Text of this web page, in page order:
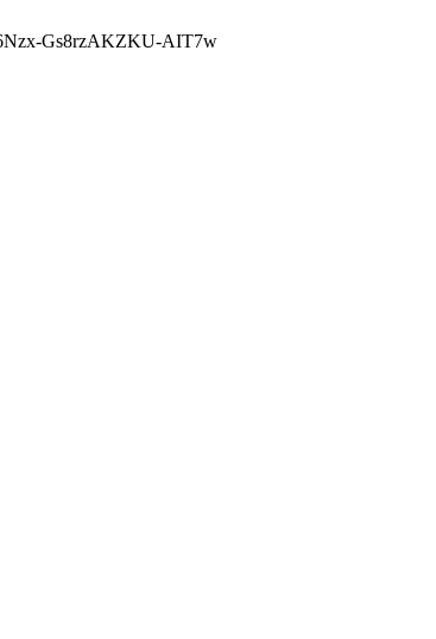
Gs8rzAKZKU-AIT7w